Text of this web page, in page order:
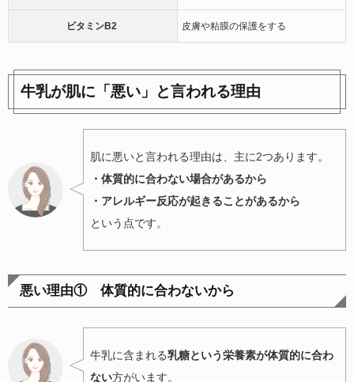
ビタミンB2 皮膚や粘膜の保護をする
牛乳が肌に「悪い」と言われる理由
肌に悪いと言われる理由は、主に2つあります。
・体質的に合わない場合があるから
・アレルギー反応が起きることがあるから
という点です。
悪い理由① 体質的に合わないから
牛乳に含まれる乳糖という栄養素が体質的に合わ
ない方がいます。